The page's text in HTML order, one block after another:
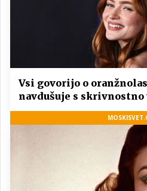
Vsi govorijo o
navdušuje s skrivnostno